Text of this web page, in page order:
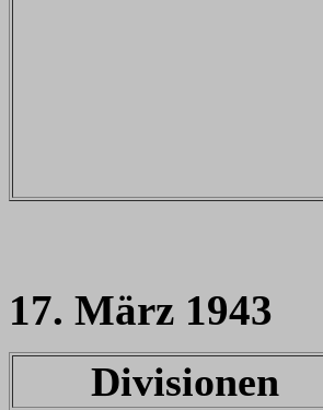
17. März 1943
Divisionen